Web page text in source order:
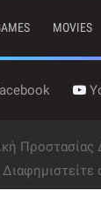
MOVIES
Διαφημιστείτε